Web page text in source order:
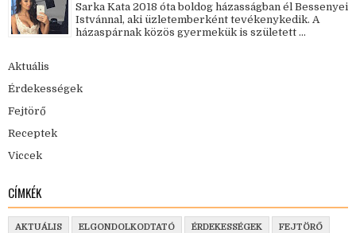
Sarka Kata 2018 óta boldog házasságban él Bessenyei
Istvánnal, aki üzletemberként tevékenykedik. A
házaspárnak közös gyermekük is született ...
Aktuális
Érdekességek
Fejtörő
Receptek
Viccek
CÍMKÉK
AKTUÁLIS ELGONDOLKODTATÓ ÉRDEKESSÉGEK FEJTÖRŐ